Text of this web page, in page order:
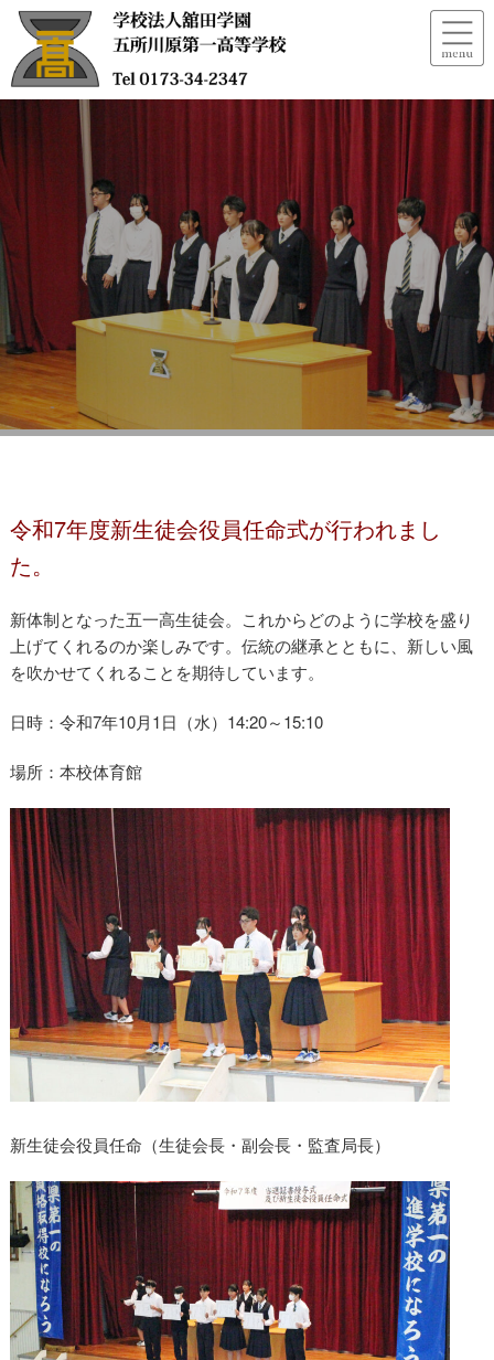
生徒会役員任命式
令和7年度新生徒会役員任命式が行われまし
た。
新体制となった五一高生徒会。これからどのように学校を盛り
上げてくれるのか楽しみです。伝統の継承とともに、新しい風
を吹かせてくれることを期待しています。
日時：令和7年10月1日（水）14:20～15:10
場所：本校体育館
新生徒会役員任命（生徒会長・副会長・監査局長）